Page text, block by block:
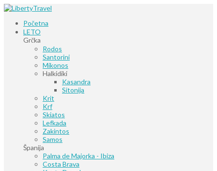
Početna
LETO
Grčka
Rodos
Santorini
Mikonos
Halkidiki
Kasandra
Sitonija
Krit
Krf
Skiatos
Lefkada
Zakintos
Samos
Španija
Palma de Majorka - Ibiza
Costa Brava